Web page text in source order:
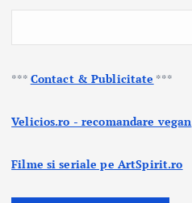
*** Contact & Publicitate ***
Velicios.ro - recomandare vegan
Filme si seriale pe ArtSpirit.ro